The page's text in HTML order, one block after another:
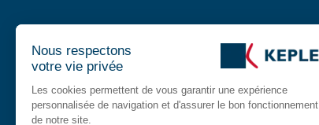
Nous respectons
votre vie privée
Les cookies permettent de vous garantir une expérience
personnalisée de navigation et d'assurer le bon fonctionnement
de notre site.